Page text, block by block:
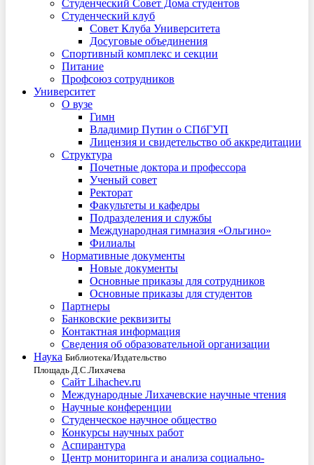
Студенческий Совет Дома студентов
Студенческий клуб
Совет Клуба Университета
Досуговые объединения
Спортивный комплекс и секции
Питание
Профсоюз сотрудников
Университет
О вузе
Гимн
Владимир Путин о СПбГУП
Лицензия и свидетельство об аккредитации
Структура
Почетные доктора и профессора
Ученый совет
Ректорат
Факультеты и кафедры
Подразделения и службы
Международная гимназия «Ольгино»
Филиалы
Нормативные документы
Новые документы
Основные приказы для сотрудников
Основные приказы для студентов
Партнеры
Банковские реквизиты
Контактная информация
Сведения об образовательной организации
Наука Библиотека/Издательство
Площадь Д.С.Лихачева
Сайт Lihachev.ru
Международные Лихачевские научные чтения
Научные конференции
Студенческое научное общество
Конкурсы научных работ
Аспирантура
Центр мониторинга и анализа социально-